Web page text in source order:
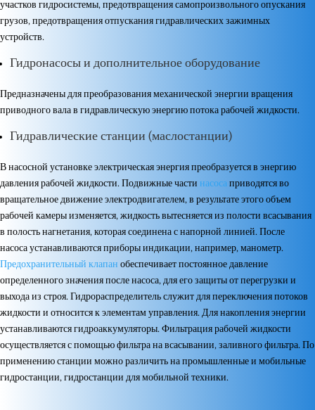
участков гидросистемы, предотвращения самопроизвольного опускания
грузов, предотвращения отпускания гидравлических зажимных
устройств.
Гидронасосы и дополнительное оборудование
Предназначены для преобразования механической энергии вращения
приводного вала в гидравлическую энергию потока рабочей жидкости.
Гидравлические станции (маслостанции)
В насосной установке электрическая энергия преобразуется в энергию
давления рабочей жидкости. Подвижные части насоса приводятся во
вращательное движение электродвигателем, в результате этого объем
рабочей камеры изменяется, жидкость вытесняется из полости всасывания
в полость нагнетания, которая соединена с напорной линией. После
насоса устанавливаются приборы индикации, например, манометр.
Предохранительный клапан обеспечивает постоянное давление
определенного значения после насоса, для его защиты от перегрузки и
выхода из строя. Гидрораспределитель служит для переключения потоков
жидкости и относится к элементам управления. Для накопления энергии
устанавливаются гидроаккумуляторы. Фильтрация рабочей жидкости
осуществляется с помощью фильтра на всасывании, заливного фильтра. По
применению станции можно различить на промышленные и мобильные
гидростанции, гидростанции для мобильной техники.